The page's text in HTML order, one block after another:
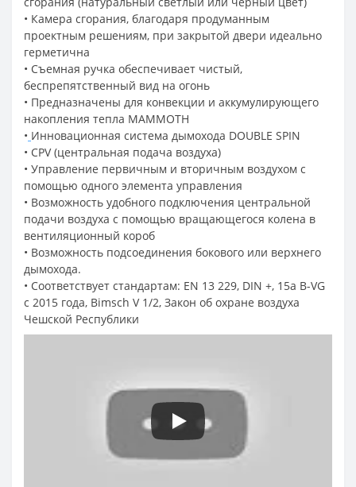
• Камера сгорания, благодаря продуманным
проектным решениям, при закрытой двери идеально
герметична
• Съемная ручка обеспечивает чистый,
беспрепятственный вид на огонь
• Предназначены для конвекции и аккумулирующего
накопления тепла MAMMOTH
• Инновационная система дымохода DOUBLE SPIN
• CPV (центральная подача воздуха)
• Управление первичным и вторичным воздухом с
помощью одного элемента управления
• Возможность удобного подключения центральной
подачи воздуха с помощью вращающегося колена в
вентиляционный короб
• Возможность подсоединения бокового или верхнего
дымохода.
• Соответствует стандартам: EN 13 229, DIN +, 15a B-VG
с 2015 года, Bimsch V 1/2, Закон об охране воздуха
Чешской Республики